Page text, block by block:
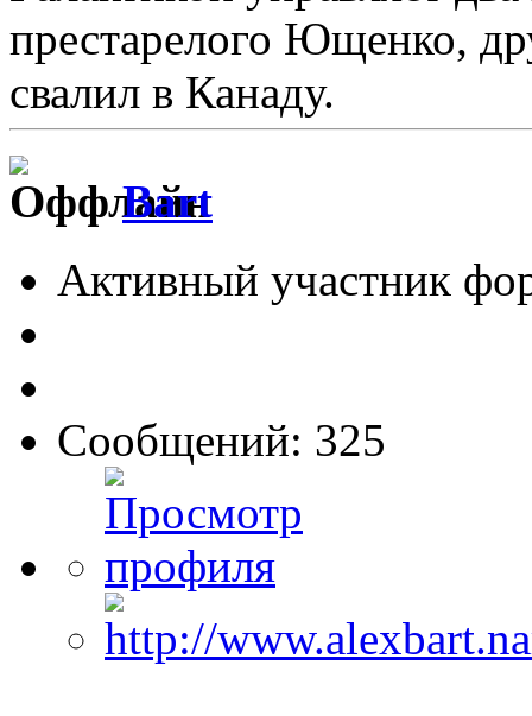
престарелого Ющенко,
свалил в Канаду.
Bart
Активный участник
Сообщений: 325